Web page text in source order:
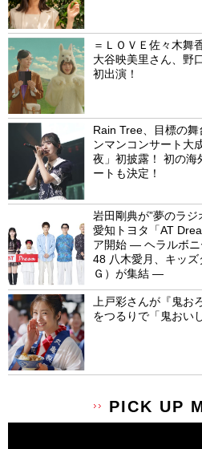
＝ＬＯＶＥ佐々木舞
大谷映美里さん、野
初出演！
Rain Tree、目標の
ンマンコンサート大
夜」初披露！ 初の海
ートも決定！
岩田剛典が”夢のラジ
愛知トヨタ「AT
ア開始 ― ヘラルボニ
48 八木愛月、キッズ
Ｇ）が集結 ―
上戸彩さんが『鬼お
をつるりで「鬼おい
PICK UP